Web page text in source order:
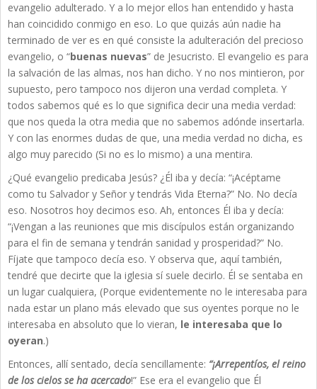
evangelio adulterado. Y a lo mejor ellos han entendido y hasta
han coincidido conmigo en eso. Lo que quizás aún nadie ha
terminado de ver es en qué consiste la adulteración del precioso
evangelio, o “buenas nuevas” de Jesucristo. El evangelio es para
la salvación de las almas, nos han dicho. Y no nos mintieron, por
supuesto, pero tampoco nos dijeron una verdad completa. Y
todos sabemos qué es lo que significa decir una media verdad:
que nos queda la otra media que no sabemos adónde insertarla.
Y con las enormes dudas de que, una media verdad no dicha, es
algo muy parecido (Si no es lo mismo) a una mentira.
¿Qué evangelio predicaba Jesús? ¿Él iba y decía: “¡Acéptame
como tu Salvador y Señor y tendrás Vida Eterna?” No. No decía
eso. Nosotros hoy decimos eso. Ah, entonces Él iba y decía:
“¡Vengan a las reuniones que mis discípulos están organizando
para el fin de semana y tendrán sanidad y prosperidad?” No.
Fíjate que tampoco decía eso. Y observa que, aquí también,
tendré que decirte que la iglesia sí suele decirlo. Él se sentaba en
un lugar cualquiera, (Porque evidentemente no le interesaba para
nada estar un plano más elevado que sus oyentes porque no le
interesaba en absoluto que lo vieran, le interesaba que lo
oyeran.)
Entonces, allí sentado, decía sencillamente: “¡Arrepentíos, el reino
de los cielos se ha acercado!” Ese era el evangelio que Él